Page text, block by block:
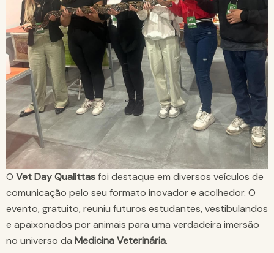
O Vet Day Qualittasfoi destaque em diversos veículos de
comunicação pelo seu formato inovador e acolhedor. O
evento, gratuito, reuniu futuros estudantes, vestibulandos
e apaixonados por animais para uma verdadeira imersão
no universo da Medicina Veterinária.